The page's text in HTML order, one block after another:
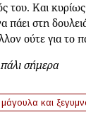
του. Και
πάει στη
ούτε για το
σήμερα
και